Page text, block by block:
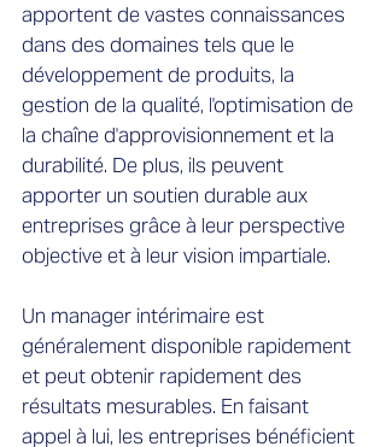
apportent de vastes connaissances
dans des domaines tels que le
développement de produits, la
gestion de la qualité, l'optimisation de
la chaîne d'approvisionnement et la
durabilité. De plus, ils peuvent
apporter un soutien durable aux
entreprises grâce à leur perspective
objective et à leur vision impartiale.
Un manager intérimaire est
généralement disponible rapidement
et peut obtenir rapidement des
résultats mesurables. En faisant
appel à lui, les entreprises bénéficient